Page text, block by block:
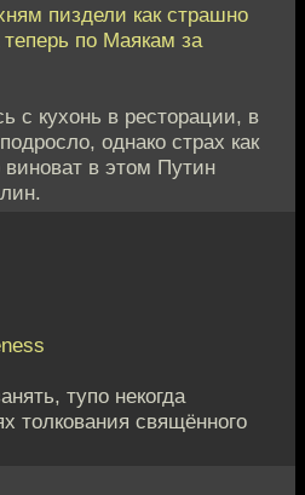
пиздели как страшно
по Маякам за
с кухонь в ресторации, в
однако страх как
в этом Путин
тупо некогда
толкования свящённого